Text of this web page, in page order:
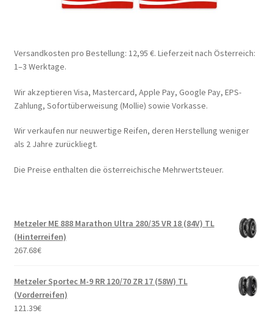
Versandkosten pro Bestellung: 12,95 €. Lieferzeit nach Österreich:
1–3 Werktage.
Wir akzeptieren Visa, Mastercard, Apple Pay, Google Pay, EPS-
Zahlung, Sofortüberweisung (Mollie) sowie Vorkasse.
Wir verkaufen nur neuwertige Reifen, deren Herstellung weniger
als 2 Jahre zurückliegt.
Die Preise enthalten die österreichische Mehrwertsteuer.
Metzeler ME 888 Marathon Ultra 280/35 VR 18 (84V) TL
(Hinterreifen)
267.68€
Metzeler Sportec M-9 RR 120/70 ZR 17 (58W) TL
(Vorderreifen)
121.39€